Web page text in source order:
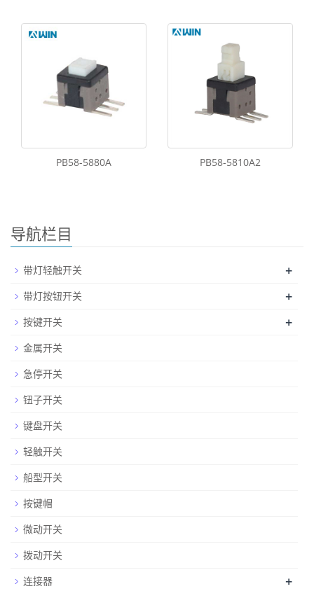
PB58-5880A PB58-5810A2
导航栏目
带灯轻触开关 +
带灯按钮开关 +
按键开关 +
金属开关
急停开关
钮子开关
键盘开关
轻触开关
船型开关
按键帽
微动开关
拨动开关
连接器
+